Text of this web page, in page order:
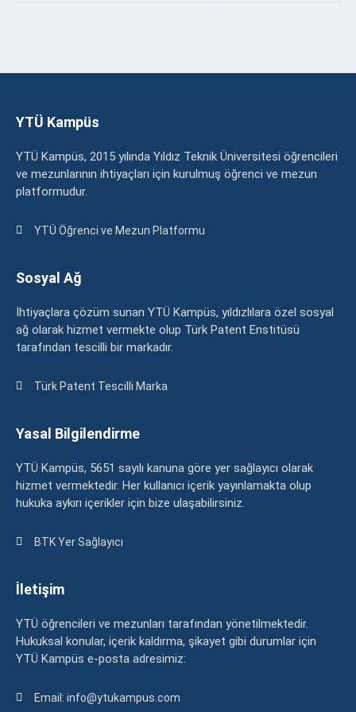
YTÜ Kampüs
YTÜ Kampüs, 2015 yılında Yıldız Teknik Üniversitesi öğrencileri
ve mezunlarının ihtiyaçları için kurulmuş öğrenci ve mezun
platformudur.
YTÜ Öğrenci ve Mezun Platformu
Sosyal Ağ
İhtiyaçlara çözüm sunan YTÜ Kampüs, yıldızlılara özel sosyal
ağ olarak hizmet vermekte olup Türk Patent Enstitüsü
tarafından tescilli bir markadır.
Türk Patent Tescilli Marka
Yasal Bilgilendirme
YTÜ Kampüs, 5651 sayılı kanuna göre yer sağlayıcı olarak
hizmet vermektedir. Her kullanıcı içerik yayınlamakta olup
hukuka aykırı içerikler için bize ulaşabilirsiniz.
BTK Yer Sağlayıcı
İletişim
YTÜ öğrencileri ve mezunları tarafından yönetilmektedir.
Hukuksal konular, içerik kaldırma, şikayet gibi durumlar için
YTÜ Kampüs e-posta adresimiz:
Email: info@ytukampus.com